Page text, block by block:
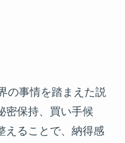
の事情を踏まえた説
密保持、買い手候
えることで、納得感